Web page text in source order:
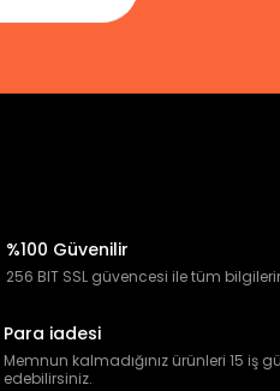
%100 Güvenilir
256 BIT SSL güvencesi ile tüm
Para iadesi
Memnun kalmadığınız ürünleri 15 iş
edebilirsiniz.